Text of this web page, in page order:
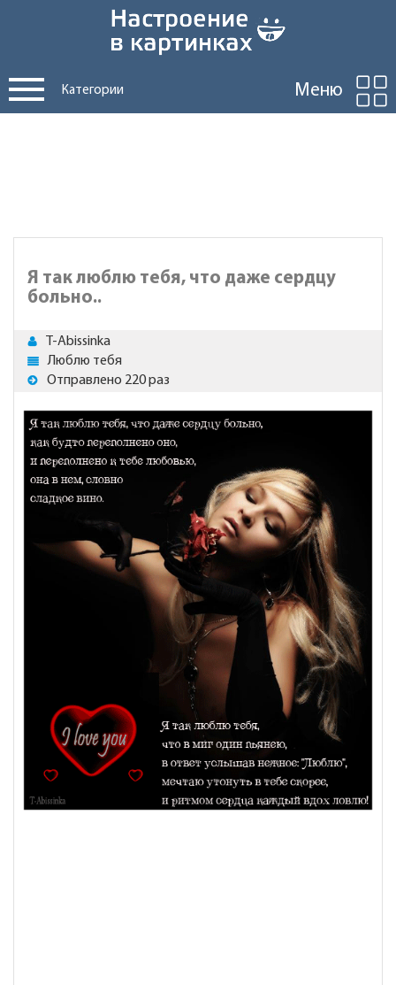
Категории Меню
Я так люблю тебя, что даже сердцу
больно..
T-Abissinka
Люблю тебя
Отправлено 220 раз